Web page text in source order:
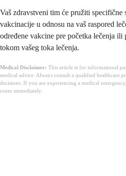
Vaš zdravstveni tim će pružiti specifične
vakcinacije u odnosu na vaš raspored
određene vakcine pre početka lečenja
tokom vašeg toka lečenja.
Medical Disclaimer: This article is for informational
medical advice. Always consult a qualified healthcare
decisions. If you are experiencing a medical
room immediately.